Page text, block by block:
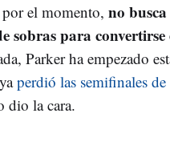
el momento, no
sobras para
Parker ha empezado
perdió las semifinales
dio la cara.